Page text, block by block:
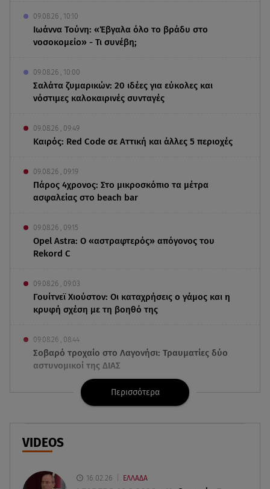
09.08.26 , 10:10
Ιωάννα Τούνη: «Έβγαλα όλο το βράδυ στο
νοσοκομείο» - Τι συνέβη;
09.08.26 , 10:00
Σαλάτα ζυμαρικών: 20 ιδέες για εύκολες και
νόστιμες καλοκαιρινές συνταγές
09.08.26 , 09:49
Καιρός: Red Code σε Αττική και άλλες 5 περιοχές
09.08.26 , 09:19
Πάρος 4χρονος: Στο μικροσκόπιο τα μέτρα
ασφαλείας στο beach bar
09.08.26 , 09:15
Opel Astra: Ο «αστραφτερός» απόγονος του
Rekord C
09.08.26 , 09:03
Γουίτνεϊ Χιούστον: Οι καταχρήσεις ο γάμος και η
κρυφή σχέση με τη βοηθό της
09.08.26 , 08:44
Σοβαρό τροχαίο στο Λαγονήσι: Τραυματίες δύο
αστυνομικοί της ΔΙΑΣ
09.08.26 , 03:00
Εορτολόγιο: Ποιοι γιορτάζουν στις 9 Αυγούστου
08.08.26 , 23:55
Αττική: Μπαράζ διαρρήξεων – Λεία 70.000 ευρώ
Περισσότερα
VIDEOS
16.02.26 ΕΛΛΑΔΑ